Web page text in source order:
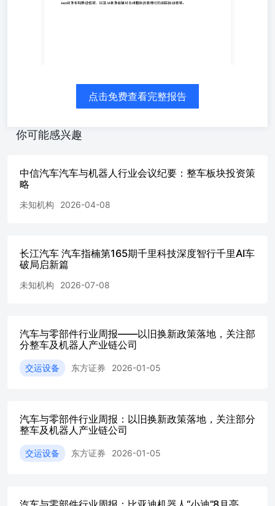
入；（3）业务布局：智驾业务坚持“1+N”客户策略，2026-
2028年智驾上车量目标800万辆；同步推进Robotaxi业务布
评级：经深度研究后，首次给予该公司买入评级。三、后续
关注方向 1. 整车板块方面，需持续跟踪下半年内需改善节
价变动对需求的影响、汽车下乡政策落地效果等；同时跟踪
素将直接影响整车板块的投资价值。 2. 人形机器人板块及
其“1+N”智驾客户策略落地情况、智驾上车量目标完成进
度、Robotaxi业务布局推进情况，以及AI业务放量对公司整
体营收增长的实际拉动效果。
点击免费查看完整报告
你可能感兴趣
中信汽车汽车与机器人行业会议纪要：整车板块投资策
略
未知机构 2026-04-08
长江汽车 汽车指楠第165期千里科技深度智行千里AI车
破局启新篇
未知机构 2026-07-08
汽车与零部件行业周报——以旧换新政策落地，关注部
分整车及机器人产业链公司
交运设备 东方证券 2026-01-05
汽车与零部件行业周报：以旧换新政策落地，关注部分
整车及机器人产业链公司
交运设备 东方证券 2026-01-05